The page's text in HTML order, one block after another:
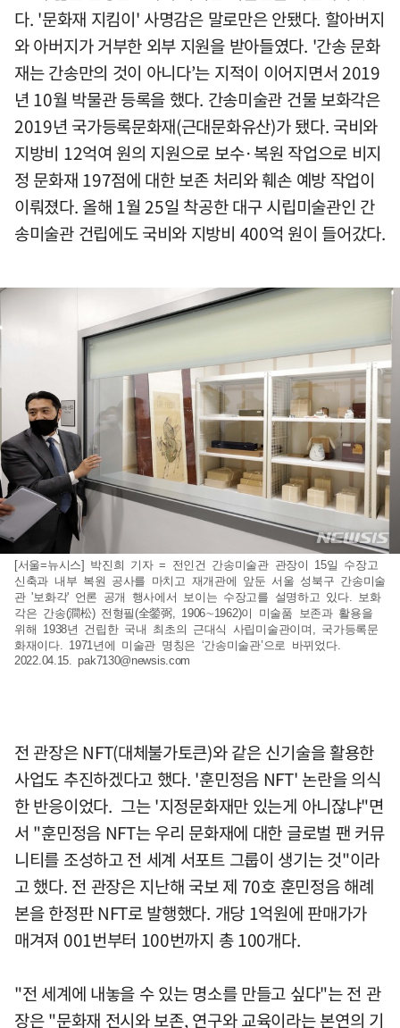
다. '문화재 지킴이' 사명감은 말로만은 안됐다. 할아버지
와 아버지가 거부한 외부 지원을 받아들였다. '간송 문화
재는 간송만의 것이 아니다’는 지적이 이어지면서 2019
년 10월 박물관 등록을 했다. 간송미술관 건물 보화각은
2019년 국가등록문화재(근대문화유산)가 됐다. 국비와
지방비 12억여 원의 지원으로 보수·복원 작업으로 비지
정 문화재 197점에 대한 보존 처리와 훼손 예방 작업이
이뤄졌다. 올해 1월 25일 착공한 대구 시립미술관인 간
송미술관 건립에도 국비와 지방비 400억 원이 들어갔다.
[서울=뉴시스] 박진희 기자 = 전인건 간송미술관 관장이 15일 수장고
신축과 내부 복원 공사를 마치고 재개관에 앞둔 서울 성북구 간송미술
관 '보화각' 언론 공개 행사에서 보이는 수장고를 설명하고 있다. 보화
각은 간송(澗松) 전형필(全鎣弼, 1906∼1962)이 미술품 보존과 활용을
위해 1938년 건립한 국내 최초의 근대식 사립미술관이며, 국가등록문
화재이다. 1971년에 미술관 명칭은 ‘간송미술관’으로 바뀌었다.
2022.04.15.pak7130@newsis.com
전 관장은 NFT(대체불가토큰)와 같은 신기술을 활용한
사업도 추진하겠다고 했다. '훈민정음 NFT' 논란을 의식
한 반응이었다. 그는 '지정문화재만 있는게 아니잖냐"면
서 "훈민정음 NFT는 우리 문화재에 대한 글로벌 팬 커뮤
니티를 조성하고 전 세계 서포트 그룹이 생기는 것"이라
고 했다. 전 관장은 지난해 국보 제 70호 훈민정음 해례
본을 한정판 NFT로 발행했다. 개당 1억원에 판매가가
매겨져 001번부터 100번까지 총 100개다.
"전 세계에 내놓을 수 있는 명소를 만들고 싶다"는 전 관
장은 "문화재 전시와 보존, 연구와 교육이라는 본연의 기